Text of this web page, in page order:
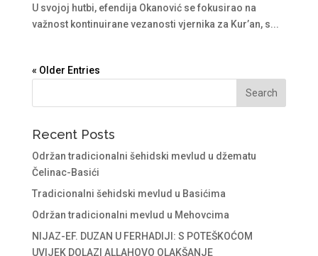
U svojoj hutbi, efendija Okanović se fokusirao na
važnost kontinuirane vezanosti vjernika za Kur’an, s...
« Older Entries
Recent Posts
Održan tradicionalni šehidski mevlud u džematu
Čelinac-Basići
Tradicionalni šehidski mevlud u Basićima
Održan tradicionalni mevlud u Mehovcima
NIJAZ-EF. DUZAN U FERHADIJI: S POTEŠKOĆOM
UVIJEK DOLAZI ALLAHOVO OLAKŠANJE